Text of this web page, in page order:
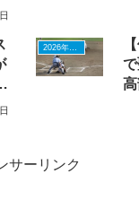
サーリンク